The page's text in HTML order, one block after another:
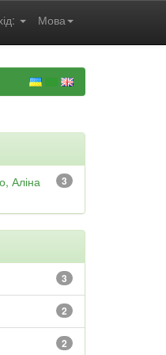
Мова
3
Аліна
3
2
2